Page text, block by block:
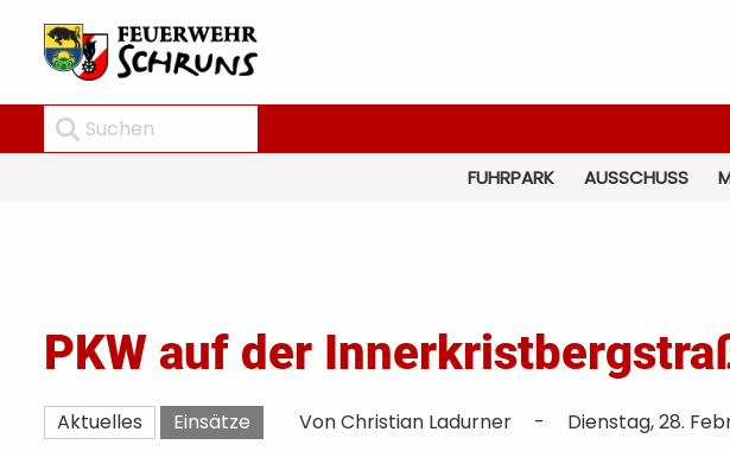
FUHRPARK
AUSSCHUSS
PKW auf der
Aktuelles Einsätze Von Christian Ladurner - Dienstag, 28.